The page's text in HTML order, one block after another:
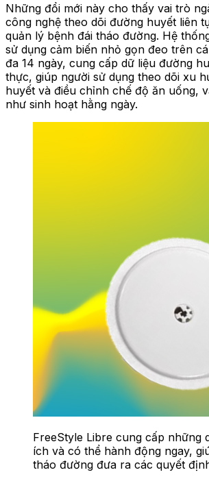
Những đổi mới này cho thấy vai trò
công nghệ theo dõi đường huyết liên
quản lý bệnh đái tháo đường. Hệ
sử dụng cảm biến nhỏ gọn đeo trên
đa 14 ngày, cung cấp dữ liệu đường
thực, giúp người sử dụng theo dõi xu
huyết và điều chỉnh chế độ ăn uống,
như sinh hoạt hằng ngày.
FreeStyle Libre cung cấp những
ích và có thể hành động ngay,
tháo đường đưa ra các quyết